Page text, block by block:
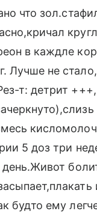
что
в каждле
Лучше не
т: детрит
5 доз три
будто ему